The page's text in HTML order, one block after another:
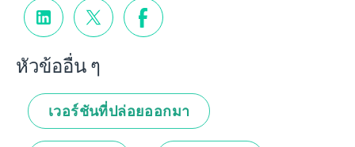
หัวข้ออื่น ๆ
เวอร์ชันที่ปล่อยออกมา